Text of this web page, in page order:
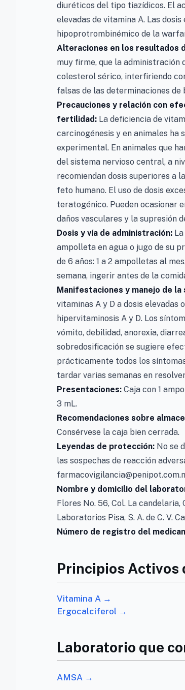
diuréticos del tipo tiazídicos. El
elevadas de vitamina A. Las
hipoprotrombinémico de la
Alteraciones en los resultados
muy firme, que la administración
colesterol sérico, interfiriendo
falsas de las determinaciones
Precauciones y relación con
fertilidad: La deficiencia de
carcinogénesis y en animales ha
experimental. En animales que
del sistema nervioso central, a
recomiendan dosis superiores a
feto humano. El uso de dosis
teratogénico. Pueden ocasionar
daños vasculares y la supresión
Dosis y vía de administración:
ampolleta en agua o jugo de su
de 6 años: 1 a 2 ampolletas al
semana, ingerir antes de la
Manifestaciones y manejo de
vitaminas A y D a dosis
hipervitaminosis A y D. Los
vómito, debilidad, anorexia,
sobredosificación se sugiere
prácticamente todos los
tardar varias semanas en
Presentaciones: Caja con 1
3 mL.
Recomendaciones sobre
Consérvese la caja bien cerrada.
Leyendas de protección: No se
las sospechas de reacción
Nombre y domicilio del
Flores No. 56, Col. La candelaria,
Laboratorios Pisa, S. A. de C. V.
Número de registro del
Principios Activos
Vitamina A →
Ergocalciferol →
Laboratorio que
AMSA →